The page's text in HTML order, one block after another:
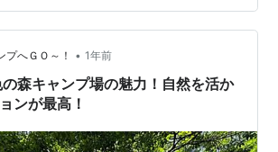
！ 一色の森キャンプ場でチェックイン
ピーク ヘキサイーズ1を設営しよう！ ス
イーズ1 ノンアルコールで乾杯！ 米を
！ 早目に夕飯を食べよう！ ひだ荘川温
…
プへＧＯ～！ • 1年前
森キャンプ場の魅力！自然を活か
ンが最高！